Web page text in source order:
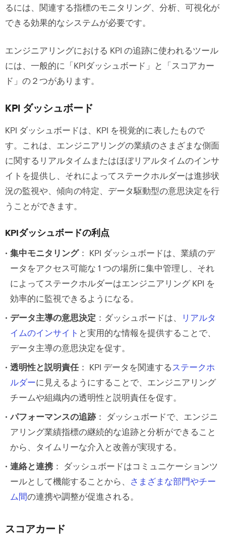
るには、関連する指標のモニタリング、分析、可視化が
できる効果的なシステムが必要です。
エンジニアリングにおける KPI の追跡に使われるツール
には、一般的に「KPIダッシュボード」と「スコアカー
ド」の２つがあります。
KPI ダッシュボード
KPI ダッシュボードは、KPI を視覚的に表したもので
す。これは、エンジニアリングの業績のさまざまな側面
に関するリアルタイムまたはほぼリアルタイムのインサ
イトを提供し、それによってステークホルダーは進捗状
況の監視や、傾向の特定、データ駆動型の意思決定を行
うことができます。
KPIダッシュボードの利点
集中モニタリング： KPI ダッシュボードは、業績のデ
ータをアクセス可能な 1 つの場所に集中管理し、それ
によってステークホルダーはエンジニアリング KPI を
効率的に監視できるようになる。
データ主導の意思決定 ：ダッシュボードは、
リアルタ
イムのインサイト と実用的な情報を提供することで、
データ主導の意思決定を促す。
透明性と説明責任： KPI データを関連するステークホ
ルダーに見えるようにすることで、エンジニアリング
チームや組織内の透明性と説明責任を促す。
パフォーマンスの追跡： ダッシュボードで、エンジニ
アリング業績指標の継続的な追跡と分析ができること
から、タイムリーな介入と改善が実現する。
連絡と連携 ： ダッシュボードはコミュニケーションツ
ールとして機能することから、 さまざまな部門やチー
ム間の連携や調整が促進される。
スコアカード